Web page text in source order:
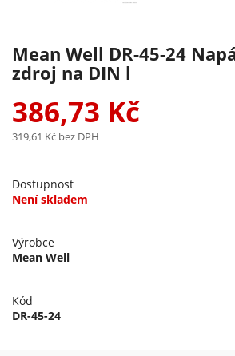
Mean Well DR-45-24
zdroj na DIN l
386,73 Kč
319,61 Kč bez DPH
Dostupnost
Není skladem
Výrobce
Mean Well
Kód
DR-45-24